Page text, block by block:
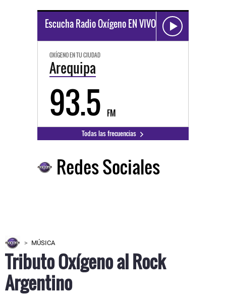
Escucha Radio Oxígeno EN VIVO
OXÍGENO EN TU CIUDAD
Arequipa
93.5 FM
Todas las frecuencias
Redes Sociales
MÚSICA
Tributo Oxígeno al Rock
Argentino